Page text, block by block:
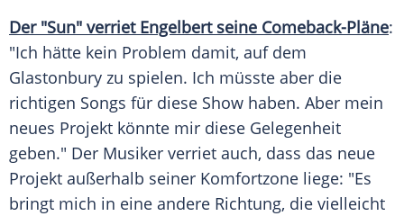
Der "Sun" verriet Engelbert seine Comeback-Pläne:
"Ich hätte kein Problem damit, auf dem
Glastonbury zu spielen. Ich müsste aber die
richtigen Songs für diese Show haben. Aber mein
neues Projekt könnte mir diese Gelegenheit
geben." Der Musiker verriet auch, dass das neue
Projekt außerhalb seiner Komfortzone liege: "Es
bringt mich in eine andere Richtung, die vielleicht